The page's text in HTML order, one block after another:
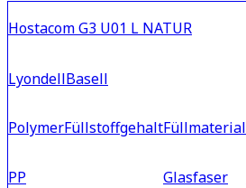
Hostacom G3 U01 L NATUR
LyondellBasell
Polymer
PP
FüllstoffgehaltFüllmaterial
Glasfaser